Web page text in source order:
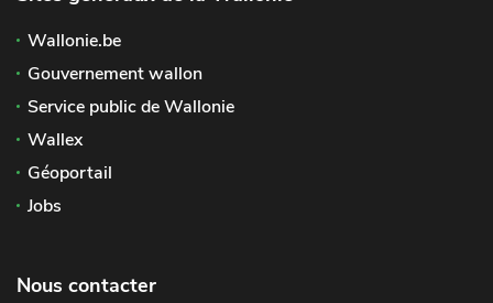
Wallonie.be
Gouvernement wallon
Service public de Wallonie
Wallex
Géoportail
Jobs
Nous contacter